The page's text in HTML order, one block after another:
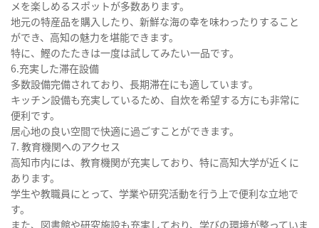
メを楽しめるスポットが多数あります。
地元の特産品を購入したり、新鮮な海の幸を味わったりすること
ができ、高知の魅力を堪能できます。
特に、鰹のたたきは一度は試してみたい一品です。
6.充実した滞在設備
多数設備完備されており、長期滞在にも適しています。
キッチン設備も充実しているため、自炊を希望する方にも非常に
便利です。
居心地の良い空間で快適に過ごすことができます。
7. 教育機関へのアクセス
高知市内には、教育機関が充実しており、特に高知大学が近くに
あります。
学生や教職員にとって、学業や研究活動を行う上で便利な立地で
す。
また、図書館や研究施設も充実しており、学びの環境が整っていま